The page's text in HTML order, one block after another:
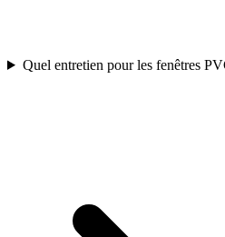
Quel entretien pour les fenêtres